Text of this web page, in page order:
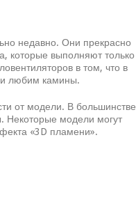
недавно. Они прекрасно
которые выполняют только
в том, что в
и любим камины.
от модели. В большинстве
Некоторые модели могут
«3D пламени».